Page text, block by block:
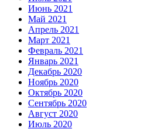
Июнь 2021
Май 2021
Апрель 2021
Март 2021
Февраль 2021
Январь 2021
Декабрь 2020
Ноябрь 2020
Октябрь 2020
Сентябрь 2020
Август 2020
Июль 2020